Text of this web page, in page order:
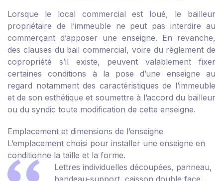
Lorsque le local commercial est loué, le bailleur
propriétaire de l’immeuble ne peut pas interdire au
commerçant d’apposer une enseigne. En revanche,
des clauses du bail commercial, voire du règlement de
copropriété s’il existe, peuvent valablement fixer
certaines conditions à la pose d’une enseigne au
regard notamment des caractéristiques de l’immeuble
et de son esthétique et soumettre à l’accord du bailleur
ou du syndic toute modification de cette enseigne.
Emplacement et dimensions de l’enseigne
L’emplacement choisi pour installer une enseigne en
conditionne la taille et la forme.
Lettres individuelles découpées, panneau,